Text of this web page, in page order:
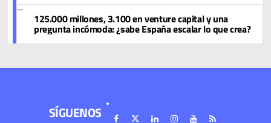
125.000 millones, 3.100 en venture capital y una
pregunta incómoda: ¿sabe España escalar lo que crea?
SÍGUENOS